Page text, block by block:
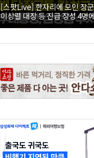
[스팟Live] 한자리에 모인 장
이상렬 대장 등 진급 장성 4명
직접 수여｜26.08.07 장성 진